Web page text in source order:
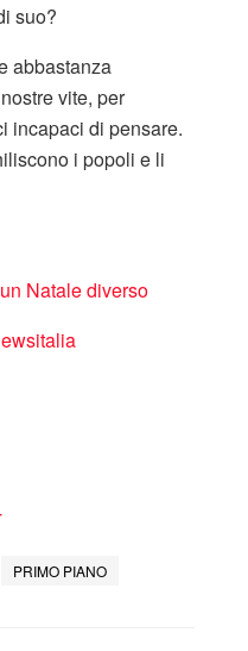
suo?
abbastanza
vite, per
incapaci di pensare.
i popoli e li
Natale diverso
PRIMO PIANO